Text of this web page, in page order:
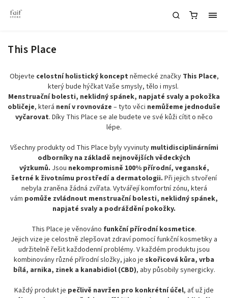
This Place
Objevte celostní holistický koncept německé značky This Place,
který bude hýčkat Vaše smysly, tělo i mysl.
Menstruační bolesti, neklidný spánek, napjaté svaly a pokožka
obličeje, která není v rovnováze – tyto věci nemůžeme jednoduše
vyčarovat. Díky This Place se ale budete ve své kůži cítit o něco
lépe.
Všechny produkty od This Place byly vyvinuty multidisciplinárními
odborníky na základě nejnovějších vědeckých
výzkumů. Jsou nekompromisně 100% přírodní, veganské,
šetrné k životnímu prostředí a dermatologii. Při jejich stvoření
nebyla zraněna žádná zvířata. Vytvářejí komfortní zónu, která
vám pomůže zvládnout menstruační bolesti, neklidný spánek,
napjaté svaly a podráždění pokožky.
This Place je věnováno funkční přírodní kosmetice.
Jejich vize je celostně zlepšovat zdraví pomocí funkční kosmetiky a
udržitelně řešit každodenní problémy. V každém produktu jsou
kombinovány různé přírodní složky, jako je skořicová kůra, vrba
bílá, arnika, zinek a kanabidiol (CBD), aby působily synergicky.
Každý produkt je pečlivě navržen pro konkrétní účel, ať už jde